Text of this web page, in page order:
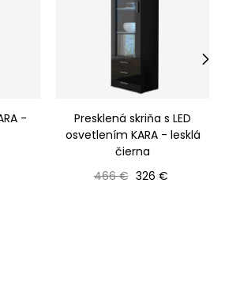
-
Presklená skriňa s LED
osvetlením KARA - lesklá
čierna
Bežná cena
466 € Cena
326 €